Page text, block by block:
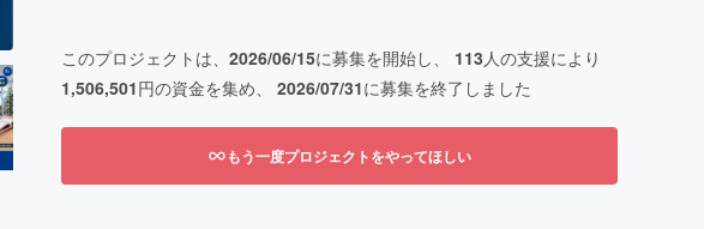
このプロジェクトは、 2026/06/15に募集を開始し、 113人の支援により
1,506,501円の資金を集め、 2026/07/31に募集を終了しました
もう一度プロジェクトをやってほしい